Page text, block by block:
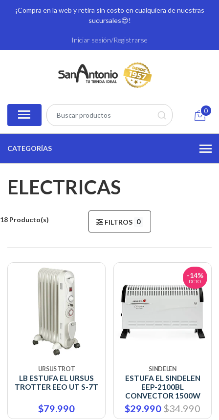
¡Compra en la web y retira sin costo en cualquiera de nuestras
sucursales😍!
Iniciar sesión/Registrarse
0
CATEGORÍAS
ELECTRICAS
18 Producto(s) FILTROS 0
URSUS TROT
LB ESTUFA EL URSUS
TROTTER EEO UT S-7T
$79.990
-14%
DCTO.
SINDELEN
ESTUFA EL SINDELEN
EEP-2100BL
CONVECTOR 1500W
$29.990$34.990